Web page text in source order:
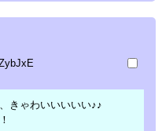
きゃわいいいいい♪♪